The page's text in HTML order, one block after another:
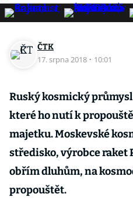
ČTK
17. srpna 2018 · 10:01
Ruský kosmický
které ho nutí k
majetku. Moskevské
středisko, výrobce raket
obřím dluhům, na
propouštět.